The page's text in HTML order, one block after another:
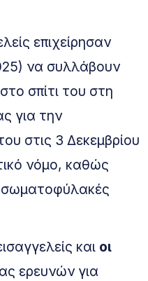
επιχείρησαν
να συλλάβουν
σπίτι του στη
για την
στις 3 Δεκεμβρίου
νόμο, καθώς
σωματοφύλακές
και οι
ερευνών για